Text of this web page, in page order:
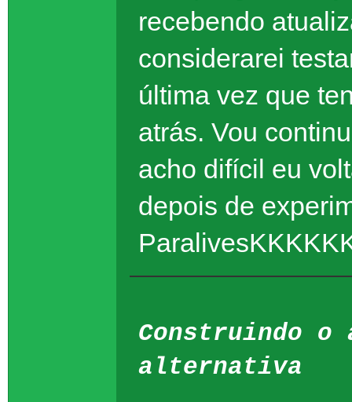
recebendo
considerarei
última vez que
atrás. Vou
acho difícil eu
depois de
Construindo o
alternativa